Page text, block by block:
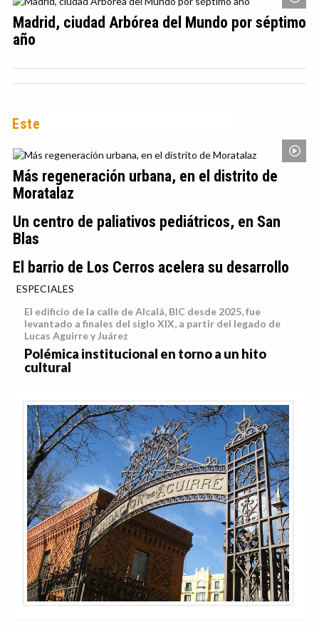
Madrid, ciudad Arbórea del Mundo por séptimo
año
Este
Más regeneración urbana, en el distrito de
Moratalaz
Un centro de paliativos pediátricos, en San
Blas
El barrio de Los Cerros acelera su desarrollo
ESPECIALES
El edificio de la calle de Alcalá, BIC desde 2025, fue
levantado a finales del siglo XIX, a partir del legado de
Lucas Aguirre y Juárez
Polémica institucional en torno a un hito
cultural